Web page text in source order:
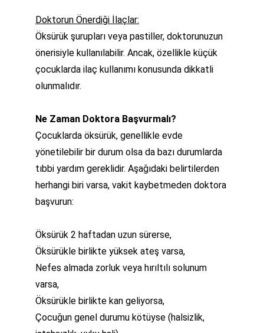
Doktorun Önerdiği İlaçlar:
Öksürük şurupları veya pastiller, doktorunuzun
önerisiyle kullanılabilir. Ancak, özellikle küçük
çocuklarda ilaç kullanımı konusunda dikkatli
olunmalıdır.
Ne Zaman Doktora Başvurmalı?
Çocuklarda öksürük, genellikle evde
yönetilebilir bir durum olsa da bazı durumlarda
tıbbi yardım gereklidir. Aşağıdaki belirtilerden
herhangi biri varsa, vakit kaybetmeden doktora
başvurun:
Öksürük 2 haftadan uzun sürerse,
Öksürükle birlikte yüksek ateş varsa,
Nefes almada zorluk veya hırıltılı solunum
varsa,
Öksürükle birlikte kan geliyorsa,
Çocuğun genel durumu kötüyse (halsizlik,